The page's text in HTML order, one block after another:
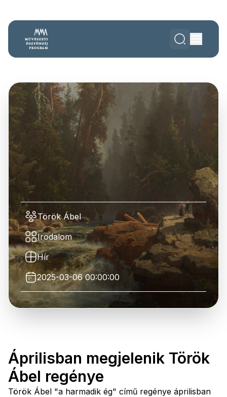
Török Ábel
Irodalom
Hír
2025-03-06 00:00:00
Áprilisban megjelenik Török
Ábel regénye
Török Ábel "a harmadik ég" című regénye áprilisban